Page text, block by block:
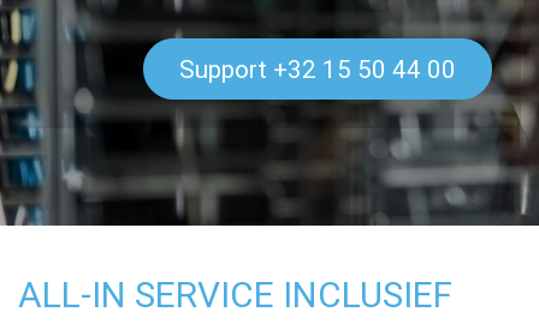
Support +32 15 50 44 00
ALL-IN SERVICE INCLUSIEF